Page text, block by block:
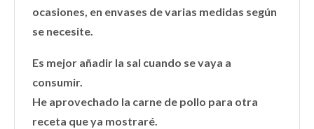
ocasiones, en envases de varias medidas según
se necesite.
Es mejor añadir la sal cuando se vaya a
consumir.
He aprovechado la carne de pollo para otra
receta que ya mostraré.